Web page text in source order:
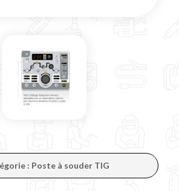
: Poste à souder TIG